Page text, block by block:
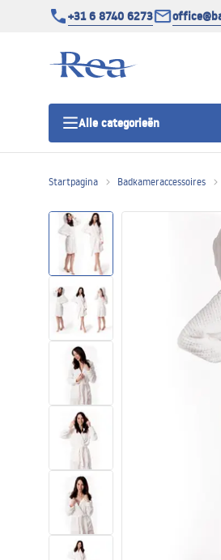
+31 6 8740 6273
Alle categorieën
Douchedeur
Douchebakken
Lineaire Douchegoten
Toiletten
Wastafels
Baden en badwanden
Startpagina Badkameraccessoires